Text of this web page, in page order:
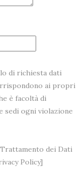
di richiesta dati
ai propri
è facoltà di
ogni violazione
dei Dati
Policy]